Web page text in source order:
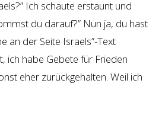
Ich schaute erstaunt und
du darauf?” Nun ja, du hast
an der Seite Israels”-Text
ich habe Gebete für Frieden
eher zurückgehalten. Weil ich